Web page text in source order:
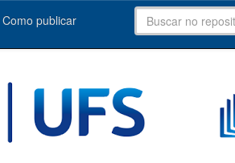
Como publicar